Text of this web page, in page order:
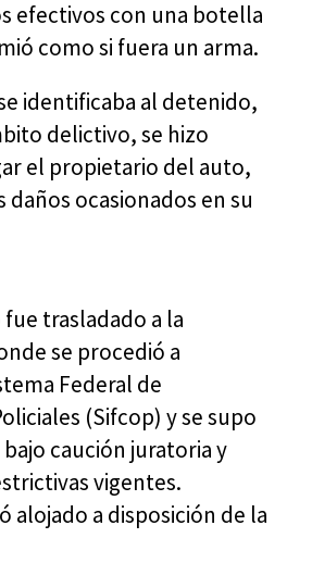
efectivos con una botella
como si fuera un arma.
identificaba al detenido,
delictivo, se hizo
el propietario del auto,
ocasionados en su
trasladado a la
se procedió a
Federal de
(Sifcop) y se supo
caución juratoria y
vigentes.
alojado a disposición de la